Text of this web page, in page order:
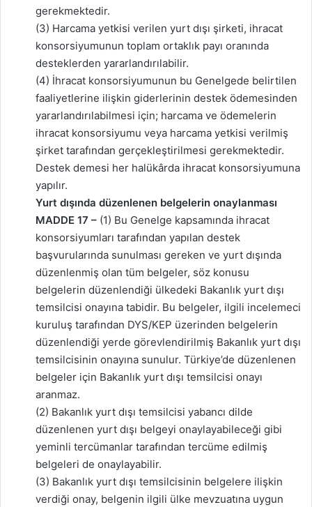
gerekmektedir.
(3) Harcama yetkisi verilen yurt dışı şirketi, ihracat
konsorsiyumunun toplam ortaklık payı oranında
desteklerden yararlandırılabilir.
(4) İhracat konsorsiyumunun bu Genelgede belirtilen
faaliyetlerine ilişkin giderlerinin destek ödemesinden
yararlandırılabilmesi için; harcama ve ödemelerin
ihracat konsorsiyumu veya harcama yetkisi verilmiş
şirket tarafından gerçekleştirilmesi gerekmektedir.
Destek demesi her halükârda ihracat konsorsiyumuna
yapılır.
Yurt dışında düzenlenen belgelerin onaylanması
MADDE 17 – (1) Bu Genelge kapsamında ihracat
konsorsiyumları tarafından yapılan destek
başvurularında sunulması gereken ve yurt dışında
düzenlenmiş olan tüm belgeler, söz konusu
belgelerin düzenlendiği ülkedeki Bakanlık yurt dışı
temsilcisi onayına tabidir. Bu belgeler, ilgili incelemeci
kuruluş tarafından DYS/KEP üzerinden belgelerin
düzenlendiği yerde görevlendirilmiş Bakanlık yurt dışı
temsilcisinin onayına sunulur. Türkiye’de düzenlenen
belgeler için Bakanlık yurt dışı temsilcisi onayı
aranmaz.
(2) Bakanlık yurt dışı temsilcisi yabancı dilde
düzenlenen yurt dışı belgeyi onaylayabileceği gibi
yeminli tercümanlar tarafından tercüme edilmiş
belgeleri de onaylayabilir.
(3) Bakanlık yurt dışı temsilcisinin belgelere ilişkin
verdiği onay, belgenin ilgili ülke mevzuatına uygun